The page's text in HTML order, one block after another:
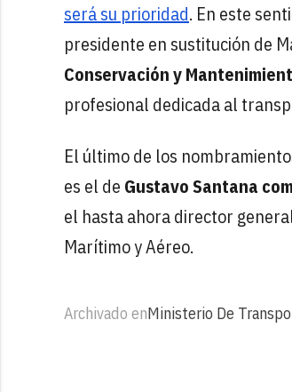
será su prioridad. En este
presidente en sustitución de
Conservación y
profesional dedicada al
El último de los
es el de Gustavo Santana
el hasta ahora director
Marítimo y Aéreo.
Archivado enMinisterio De